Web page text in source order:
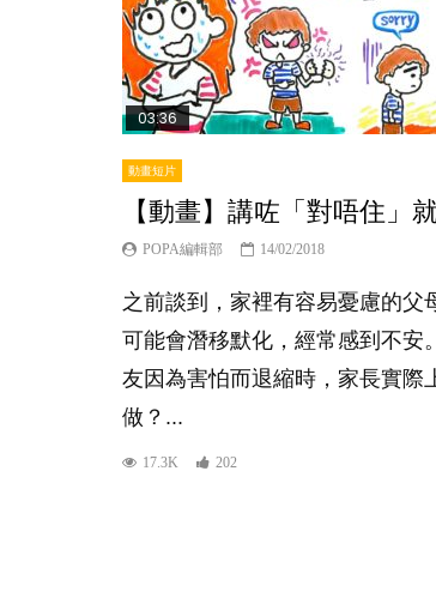
03:36
動畫短片
【動畫】講咗「對唔住」
POPA編輯部 14/02/2018
之前談到，家裡有容易憂慮的父
可能會潛移默化，經常感到不安
友因為害怕而退縮時，家長實際
做？...
17.3K 202